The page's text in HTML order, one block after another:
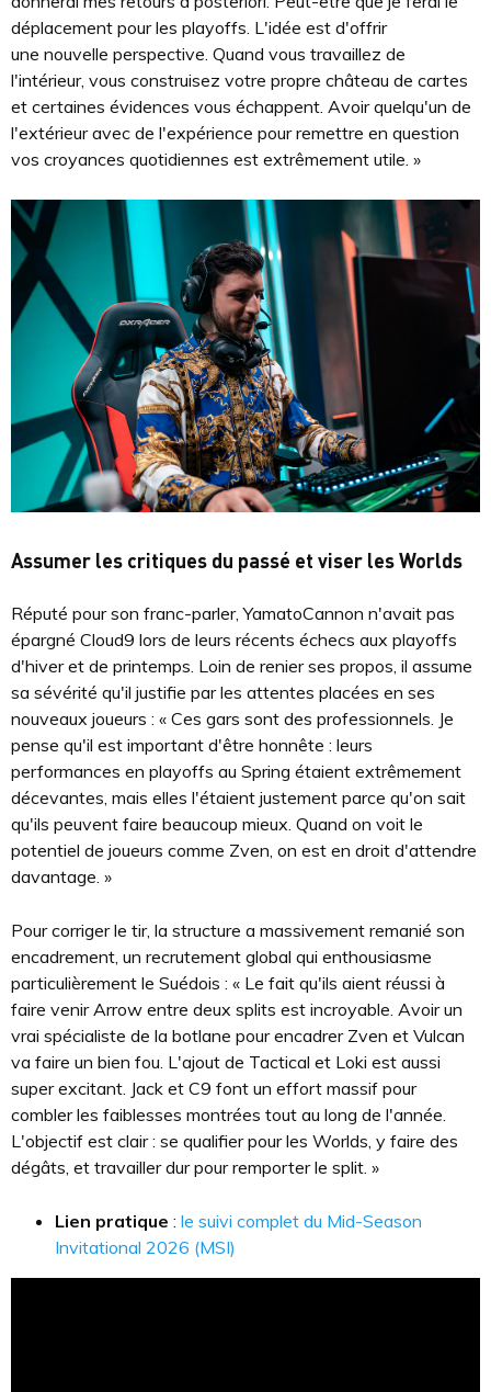
déplacement pour les playoffs. L'idée est d'offrir
une nouvelle perspective. Quand vous travaillez de
l'intérieur, vous construisez votre propre château de cartes
et certaines évidences vous échappent. Avoir quelqu'un de
l'extérieur avec de l'expérience pour remettre en question
vos croyances quotidiennes est extrêmement utile. »
Assumer les critiques du passé et viser les Worlds
Réputé pour son franc-parler, YamatoCannon n'avait pas
épargné Cloud9 lors de leurs récents échecs aux playoffs
d'hiver et de printemps. Loin de renier ses propos, il assume
sa sévérité qu'il justifie par les attentes placées en ses
nouveaux joueurs : « Ces gars sont des professionnels. Je
pense qu'il est important d'être honnête : leurs
performances en playoffs au Spring étaient extrêmement
décevantes, mais elles l'étaient justement parce qu'on sait
qu'ils peuvent faire beaucoup mieux. Quand on voit le
potentiel de joueurs comme Zven, on est en droit d'attendre
davantage. »
Pour corriger le tir, la structure a massivement remanié son
encadrement, un recrutement global qui enthousiasme
particulièrement le Suédois : « Le fait qu'ils aient réussi à
faire venir Arrow entre deux splits est incroyable. Avoir un
vrai spécialiste de la botlane pour encadrer Zven et Vulcan
va faire un bien fou. L'ajout de Tactical et Loki est aussi
super excitant. Jack et C9 font un effort massif pour
combler les faiblesses montrées tout au long de l'année.
L'objectif est clair : se qualifier pour les Worlds, y faire des
dégâts, et travailler dur pour remporter le split. »
Lien pratique : le suivi complet du Mid-Season
Invitational 2026 (MSI)